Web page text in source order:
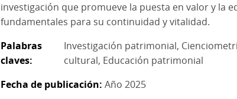
investigación que promueve la puesta en valor y la
fundamentales para su continuidad y vitalidad.
Palabras
claves
Investigación patrimonial
cultural Educación patrimonial
Fecha de publicación Año 2025